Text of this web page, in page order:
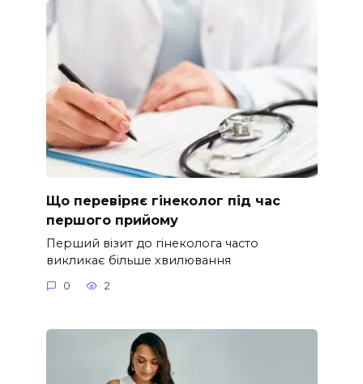
Що перевіряє гінеколог під час
першого прийому
Перший візит до гінеколога часто
викликає більше хвилювання
0 2